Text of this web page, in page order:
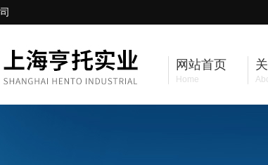
网站首页
Home